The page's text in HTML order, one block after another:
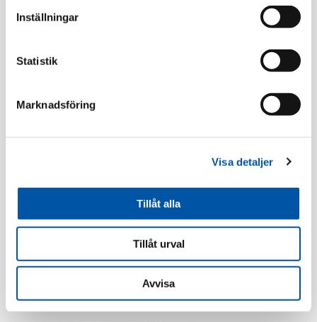
Inställningar
Statistik
Marknadsföring
Visa detaljer
Tillåt alla
Tillåt urval
Avvisa
Elko Elko
155x84mm fv
Tele/Data